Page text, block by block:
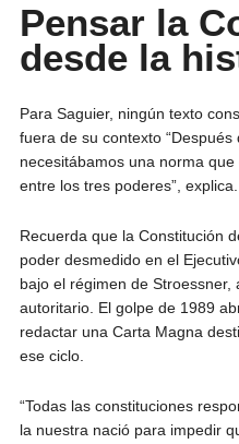
Pensar la
desde la
Para Saguier, ningún texto
fuera de su contexto
necesitábamos una norma
entre los tres poderes”, explica.
Recuerda que la Constitución
poder desmedido en el
bajo el régimen de
autoritario. El golpe de 1989
redactar una Carta Magna
ese ciclo.
“Todas las constituciones
la nuestra nació para impedir